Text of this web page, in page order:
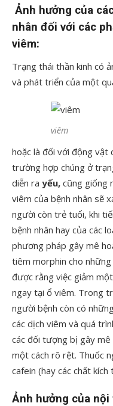
Ảnh hưởng của
nhân đối với các
viêm:
Trạng thái thần kinh có
và phát triển của một
viêm
hoặc là đối với động vật
trường hợp chúng ở
diễn ra yếu, cũng giống
viêm của bệnh nhân sẽ
người còn trẻ tuổi, khi
bệnh nhân hay của các
phương pháp gây mê
tiêm morphin cho
được rằng việc giảm
ngay tại ổ viêm. Trong
người bệnh còn có
các dịch viêm và quá
các đối tượng bị gây
một cách rõ rệt. Thuốc
cafein (hay các chất
Ảnh hưởng của